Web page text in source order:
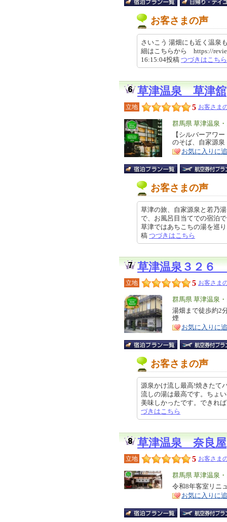
お客さまの声
さいこう 湯畑にも近く温泉
細はこちらから https://
16:15:04投稿 つづきはこちら
草津温泉 草津舘
立地 5 お客さま
エ
リ
ア
群馬県 草津温泉
特
徴
【シルバーアワ
のそば、自家源
お気に入りに
お客さまの声
草津の旅、自家源泉と若乃
で、お風呂目当てでの宿泊
草津ではあちこちの湯を巡
稿 つづきはこちら
草津温泉３２６
立地 5 お客さま
エ
リ
ア
群馬県 草津温泉
特
徴
湯畑まで徒歩約2
煙
お気に入りに
お客さまの声
源泉かけ流し最高!焼きたて
流しの湯は最高です。ちょ
美味しかったです。できれ
づきはこちら
草津温泉 奈良屋
立地 5 お客さま
エ
リ
ア
群馬県 草津温泉
特
徴
令和8年客室リニ
お気に入りに